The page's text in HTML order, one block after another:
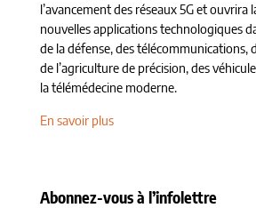
l’avancement des réseaux 5G et ouvrira
nouvelles applications technologiques
de la défense, des télécommunications,
de l’agriculture de précision, des
la télémédecine moderne.
En savoir plus
Abonnez-vous à l’infolettre